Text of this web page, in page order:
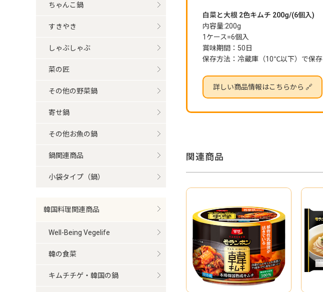
白菜と大根 2色キムチ 200g/(6個入)
内容量:200g
1ケース=6個入
賞味期間：50日
保存方法：冷蔵庫（10℃以下）で保存
詳しい商品情報はこちらから 🔗
関連商品
ちゃんこ鍋
すきやき
しゃぶしゃぶ
菜の匠
その他の野菜鍋
寄せ鍋
その他お魚の鍋
鍋関連商品
小袋タイプ（鍋）
韓国料理関連商品
Well-Being Vegelife
韓の食菜
キムチチゲ・韓国の鍋